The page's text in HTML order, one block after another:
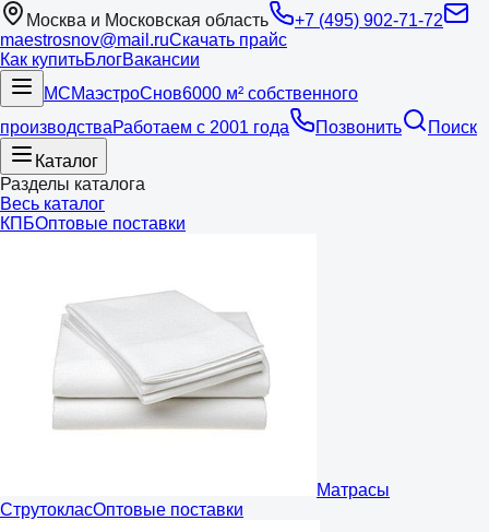
Москва и Московская область
+7 (495) 902-71-72
maestrosnov@mail.ruСкачать прайс
Как купитьБлогВакансии
МСМаэстроСнов6000 м² собственного
производстваРаботаем с 2001 года Позвонить
Поиск
Каталог
Разделы каталога
Весь каталог
КПБОптовые поставки
Матрасы
СтрутокласОптовые поставки